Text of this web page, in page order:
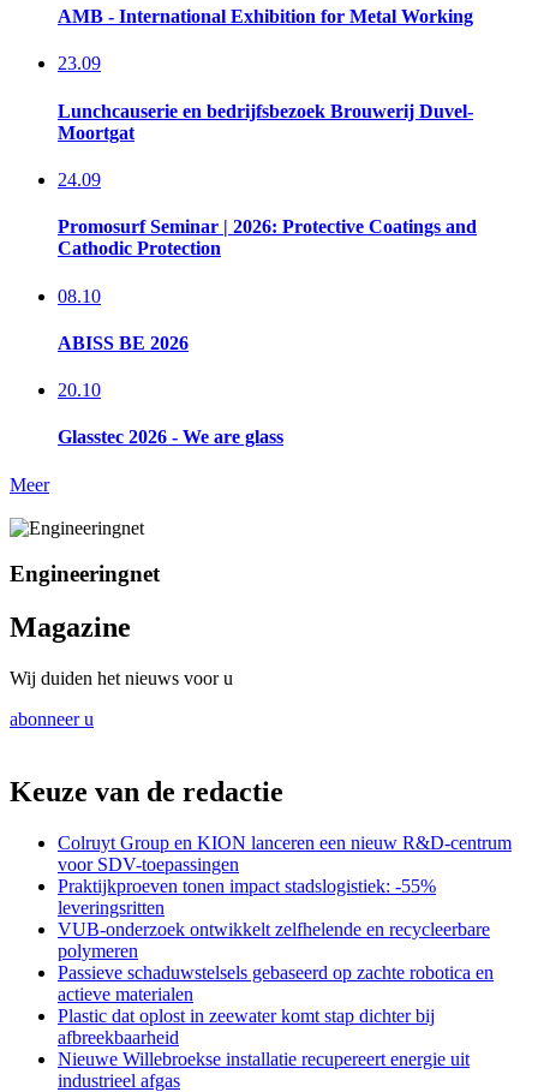
AMB - International Exhibition for Metal Working
23.09
Lunchcauserie en bedrijfsbezoek​ Brouwerij Duvel-
Moortgat
24.09
Promosurf Seminar | 2026: Protective Coatings and
Cathodic Protection
08.10
ABISS BE 2026
20.10
Glasstec 2026 - We are glass
Meer
Engineeringnet
Magazine
Wij duiden het nieuws voor u
abonneer u
Keuze van de redactie
Colruyt Group en KION lanceren een nieuw R&D-centrum
voor SDV-toepassingen
Praktijkproeven tonen impact stadslogistiek: -55%
leveringsritten
VUB-onderzoek ontwikkelt zelfhelende en recycleerbare
polymeren
Passieve schaduwstelsels gebaseerd op zachte robotica en
actieve materialen
Plastic dat oplost in zeewater komt stap dichter bij
afbreekbaarheid
Nieuwe Willebroekse installatie recupereert energie uit
industrieel afgas